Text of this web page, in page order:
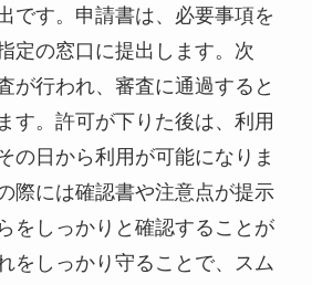
です。申請書は、必要事項を
定の窓口に提出します。次
が行われ、審査に通過すると
す。許可が下りた後は、利用
の日から利用が可能になりま
際には確認書や注意点が提示
をしっかりと確認することが
をしっかり守ることで、スム